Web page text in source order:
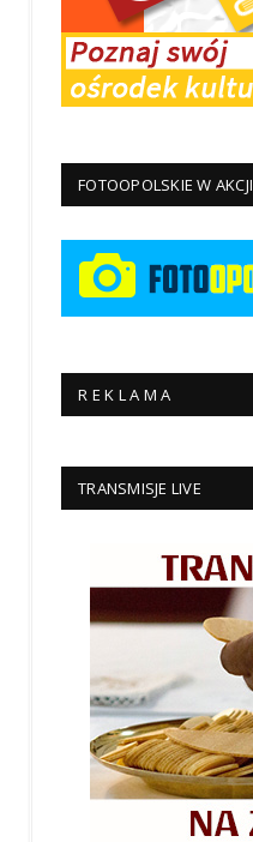
FOTOOPOLSKIE W AKCJI
R E K L A M A
TRANSMISJE LIVE